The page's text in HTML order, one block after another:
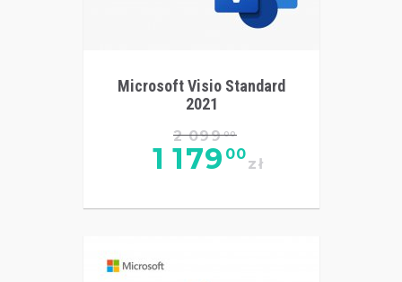
Microsoft Visio Standard
2021
2 09900
1 179 00
zł